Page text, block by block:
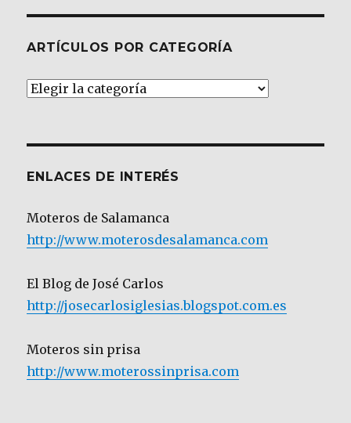
ARTÍCULOS POR CATEGORÍA
Artículos
ENLACES DE INTERÉS
Moteros de Salamanca
http://www.moterosdesalamanca.com
El Blog de José Carlos
http://josecarlosiglesias.blogspot.com.es
Moteros sin prisa
http://www.moterossinprisa.com